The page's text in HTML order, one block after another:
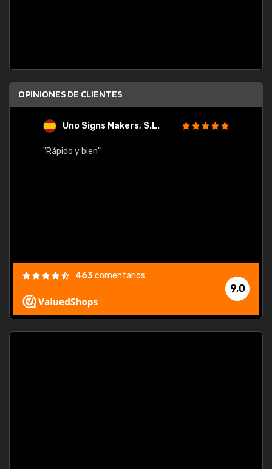
OPINIONES DE CLIENTES
Uno Signs Makers, S.L.
"Rápido y bien"
9,0
463comentarios